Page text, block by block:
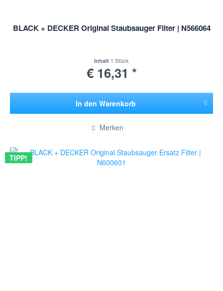
BLACK + DECKER Original Staubsauger Filter | N566064
Inhalt 1 Stück
€ 16,31 *
In den Warenkorb
Merken
TIPP!